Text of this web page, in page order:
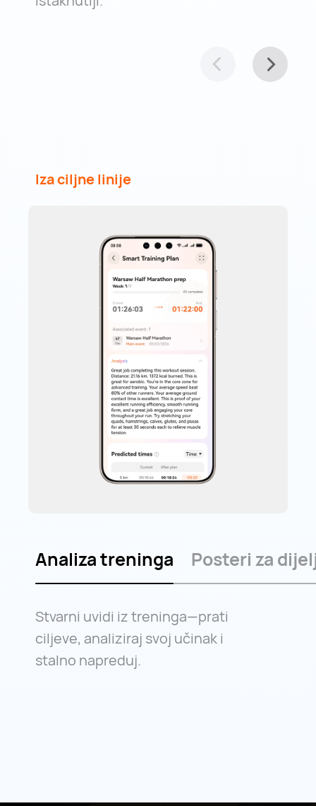
Iza ciljne linije
Analiza treninga Posteri za
Stvarni uvidi iz treninga—prati
ciljeve, analiziraj svoj učinak i
stalno napreduj.